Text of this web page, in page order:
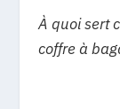
À quoi sert
coffre à